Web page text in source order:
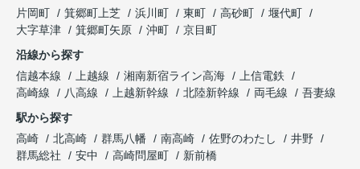
片岡町
箕郷町上芝 浜川町 東町 高砂町
堰代町
大字草津
箕郷町矢原 沖町
京目町
沿線から探す
信越本線
上越線 湘南新宿ライン高海
上信電鉄
高崎線
八高線 上越新幹線 北陸新幹線 両毛線
吾妻線
駅から探す
高崎
北高崎 群馬八幡 南高崎 佐野のわたし
井野
群馬総社
安中 高崎問屋町 新前橋